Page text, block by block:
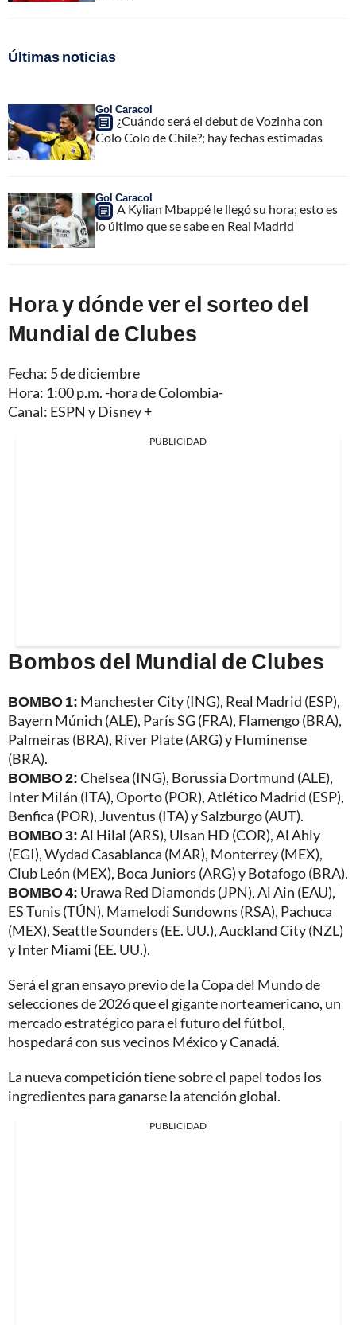
Últimas noticias
Gol Caracol
¿Cuándo será el debut de Vozinha con
Colo Colo de Chile?; hay fechas estimadas
Gol Caracol
A Kylian Mbappé le llegó su hora; esto es
lo último que se sabe en Real Madrid
Hora y dónde ver el sorteo del
Mundial de Clubes
Fecha: 5 de diciembre
Hora: 1:00 p.m. -hora de Colombia-
Canal: ESPN y Disney +
PUBLICIDAD
Bombos del Mundial de Clubes
BOMBO 1: Manchester City (ING), Real Madrid (ESP),
Bayern Múnich (ALE), París SG (FRA), Flamengo (BRA),
Palmeiras (BRA), River Plate (ARG) y Fluminense
(BRA).
BOMBO 2:Chelsea (ING), Borussia Dortmund (ALE),
Inter Milán (ITA), Oporto (POR), Atlético Madrid (ESP),
Benfica (POR), Juventus (ITA) y Salzburgo (AUT).
BOMBO 3:Al Hilal (ARS), Ulsan HD (COR), Al Ahly
(EGI), Wydad Casablanca (MAR), Monterrey (MEX),
Club León (MEX), Boca Juniors (ARG) y Botafogo (BRA).
BOMBO 4: Urawa Red Diamonds (JPN), Al Ain (EAU),
ES Tunis (TÚN), Mamelodi Sundowns (RSA), Pachuca
(MEX), Seattle Sounders (EE. UU.), Auckland City (NZL)
y Inter Miami (EE. UU.).
Será el gran ensayo previo de la Copa del Mundo de
selecciones de 2026 que el gigante norteamericano, un
mercado estratégico para el futuro del fútbol,
hospedará con sus vecinos México y Canadá.
La nueva competición tiene sobre el papel todos los
ingredientes para ganarse la atención global.
PUBLICIDAD